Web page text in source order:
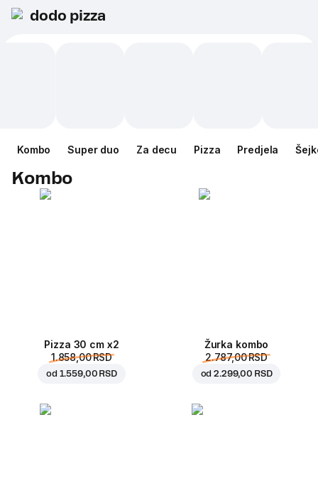
dodo pizza
Kombo Super duo Za decu Pizza Predjela
Kombo
Pizza 30 cm x2
1.858,00 RSD
od 1.559,00 RSD
Žurka kombo
2.787,00 RSD
od2.299,00 RSD